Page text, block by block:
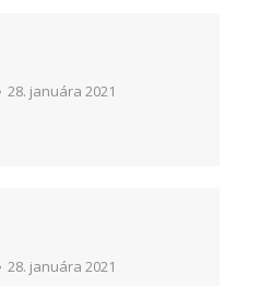
28. januára 2021
28. januára 2021